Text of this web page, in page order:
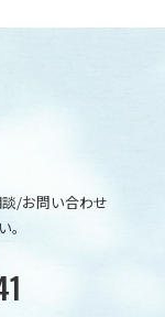
/お問い合わせ